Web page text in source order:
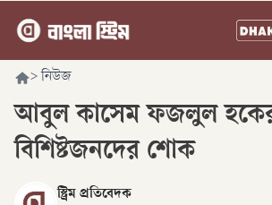
> নিউজ
আবুল কাসেম ফজলুল
বিশিষ্টজনদের শোক
স্ট্রিম প্রতিবেদক